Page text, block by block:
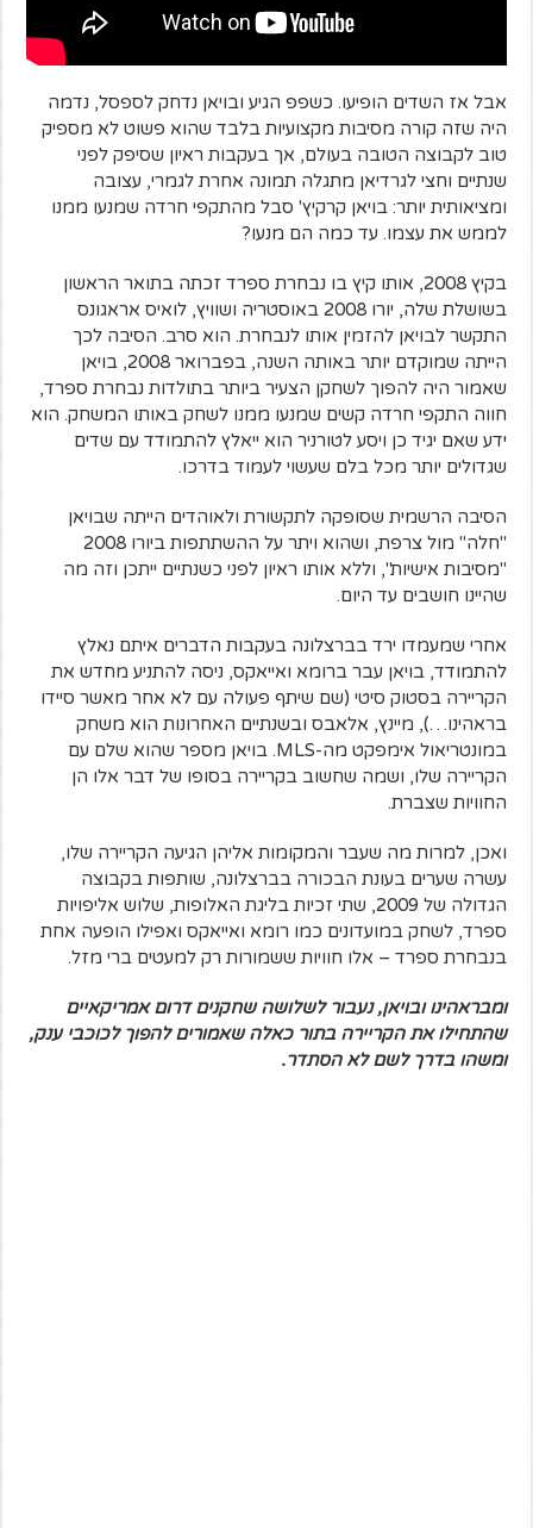
אבל אז השדים הופיעו. כשפפ הגיע ובויאן נדחק לספסל, נדמה
היה שזה קורה מסיבות מקצועיות בלבד שהוא פשוט לא מספיק
טוב לקבוצה הטובה בעולם, אך בעקבות ראיון שסיפק לפני
שנתיים וחצי לגרדיאן מתגלה תמונה אחרת לגמרי, עצובה
ומציאותית יותר: בויאן קרקיץ' סבל מהתקפי חרדה שמנעו ממנו
לממש את עצמו. עד כמה הם מנעו?
בקיץ 2008, אותו קיץ בו נבחרת ספרד זכתה בתואר הראשון
בשושלת שלה, יורו 2008 באוסטריה ושוויץ, לואיס אראגונס
התקשר לבויאן להזמין אותו לנבחרת. הוא סרב. הסיבה לכך
הייתה שמוקדם יותר באותה השנה, בפברואר 2008, בויאן
שאמור היה להפוך לשחקן הצעיר ביותר בתולדות נבחרת ספרד,
חווה התקפי חרדה קשים שמנעו ממנו לשחק באותו המשחק. הוא
ידע שאם יגיד כן ויסע לטורניר הוא ייאלץ להתמודד עם שדים
שגדולים יותר מכל בלם שעשוי לעמוד בדרכו.
הסיבה הרשמית שסופקה לתקשורת ולאוהדים הייתה שבויאן
"חלה" מול צרפת, ושהוא ויתר על ההשתתפות ביורו 2008
"מסיבות אישיות", וללא אותו ראיון לפני כשנתיים ייתכן וזה מה
שהיינו חושבים עד היום.
אחרי שמעמדו ירד בברצלונה בעקבות הדברים איתם נאלץ
להתמודד, בויאן עבר ברומא ואייאקס, ניסה להתניע מחדש את
הקריירה בסטוק סיטי (שם שיתף פעולה עם לא אחר מאשר סיידו
בראהינו…), מיינץ, אלאבס ובשנתיים האחרונות הוא משחק
במונטריאול אימפקט מה-MLS. בויאן מספר שהוא שלם עם
הקריירה שלו, ושמה שחשוב בקריירה בסופו של דבר אלו הן
החוויות שצברת.
ואכן, למרות מה שעבר והמקומות אליהן הגיעה הקריירה שלו,
עשרה שערים בעונת הבכורה בברצלונה, שותפות בקבוצה
הגדולה של 2009, שתי זכיות בליגת האלופות, שלוש אליפויות
ספרד, לשחק במועדונים כמו רומא ואייאקס ואפילו הופעה אחת
בנבחרת ספרד – אלו חוויות ששמורות רק למעטים ברי מזל.
ומבראהינו ובויאן, נעבור לשלושה שחקנים דרום אמריקאיים
שהתחילו את הקריירה בתור כאלה שאמורים להפוך לכוכבי ענק,
ומשהו בדרך לשם לא הסתדר.